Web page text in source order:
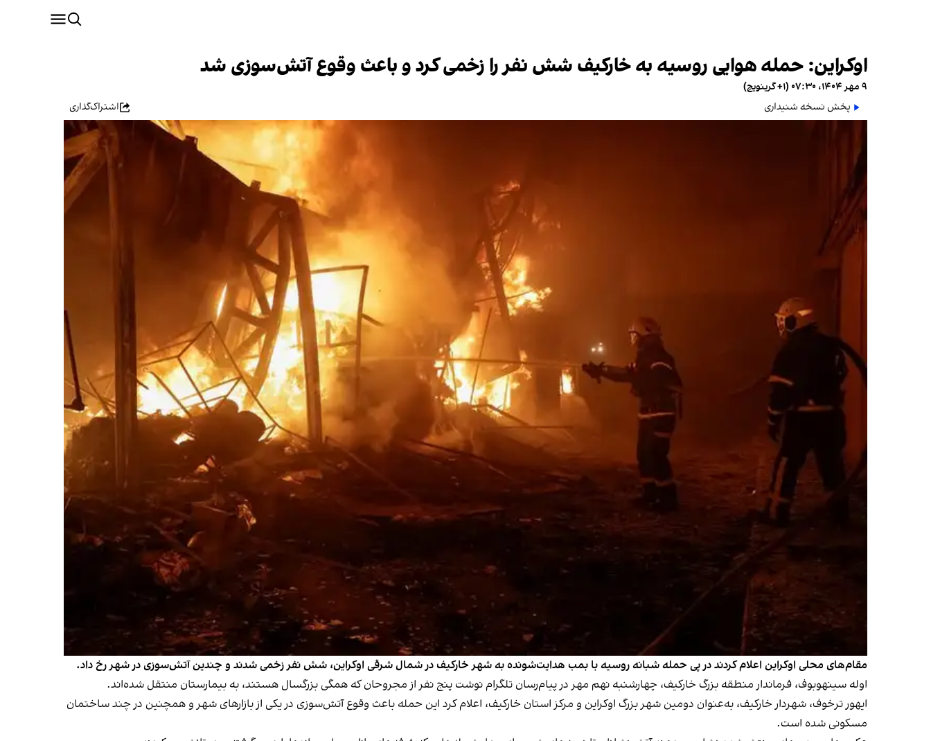
اوکراین: حمله هوایی روسیه به خارکیف شش نفر را زخمی کرد و باعث وقوع آتش‌سوزی شد
۹ مهر ۱۴۰۴، ۰۷:۳۰ (‎+۱ گرینویچ)
پخش نسخه شنیداری
اشتراک‌گذاری
مقام‌های محلی اوکراین اعلام کردند در پی حمله شبانه روسیه با بمب هدایت‌شونده به شهر خارکیف در شمال‌ شرقی اوکراین، شش نفر زخمی شدند و چندین آتش‌سوزی در شهر رخ داد.
اوله سینهوبوف، فرماندار منطقه بزرگ خارکیف، چهارشنبه نهم مهر در پیام‌رسان تلگرام نوشت پنج نفر از مجروحان که همگی بزرگسال هستند، به بیمارستان منتقل شده‌اند.
ایهور ترخوف، شهردار خارکیف، به‌عنوان دومین شهر بزرگ اوکراین و مرکز استان خارکیف، اعلام کرد این حمله باعث وقوع آتش‌سوزی در یکی از بازارهای شهر و همچنین در چند ساختمان
مسکونی شده است.